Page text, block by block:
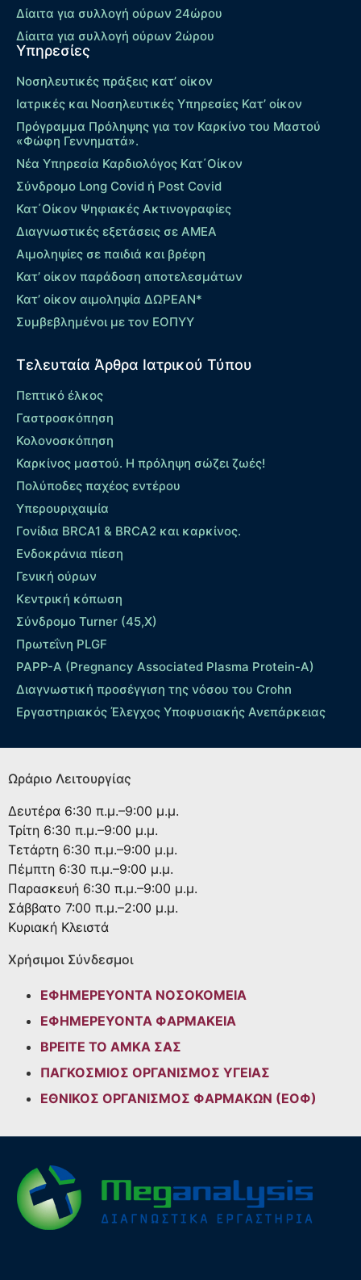
Δίαιτα για συλλογή ούρων 24ώρου
Δίαιτα για συλλογή ούρων 2ώρου
Υπηρεσίες
Νοσηλευτικές πράξεις κατ’ οίκον
Ιατρικές και Νοσηλευτικές Υπηρεσίες Κατ’ οίκον
Πρόγραμμα Πρόληψης για τον Καρκίνο του Μαστού
«Φώφη Γεννηματά».
Νέα Υπηρεσία Καρδιολόγος Kατ΄Οίκον
Σύνδρομο Long Covid ή Post Covid
Κατ΄Οίκον Ψηφιακές Ακτινογραφίες
Διαγνωστικές εξετάσεις σε ΑΜΕΑ
Αιμοληψίες σε παιδιά και βρέφη
Κατ’ οίκον παράδοση αποτελεσμάτων
Κατ’ οίκον αιμοληψία ΔΩΡΕΑΝ*
Συμβεβλημένοι με τον ΕΟΠΥΥ
Τελευταία Άρθρα Ιατρικού Τύπου
Πεπτικό έλκος
Γαστροσκόπηση
Κολονοσκόπηση
Καρκίνος μαστού. Η πρόληψη σώζει ζωές!
Πολύποδες παχέος εντέρου
Yπερουριχαιμία
Γονίδια BRCA1 & BRCA2 και καρκίνος.
Ενδοκράνια πίεση
Γενική ούρων
Κεντρική κόπωση
Σύνδρομο Turner (45,X)
Πρωτεΐνη PLGF
PAPP-A (Pregnancy Associated Plasma Protein-A)
Διαγνωστική προσέγγιση της νόσου του Crohn
Εργαστηριακός Έλεγχος Υποφυσιακής Ανεπάρκειας
Ωράριο Λειτουργίας
Δευτέρα 6:30 π.μ.–9:00 μ.μ.
Τρίτη 6:30 π.μ.–9:00 μ.μ.
Τετάρτη 6:30 π.μ.–9:00 μ.μ.
Πέμπτη 6:30 π.μ.–9:00 μ.μ.
Παρασκευή 6:30 π.μ.–9:00 μ.μ.
Σάββατο 7:00 π.μ.–2:00 μ.μ.
Κυριακή Κλειστά
Χρήσιμοι Σύνδεσμοι
ΕΦΗΜΕΡΕΥΟΝΤΑ ΝΟΣΟΚΟΜΕΙΑ
ΕΦΗΜΕΡΕΥΟΝΤΑ ΦΑΡΜΑΚΕΙΑ
ΒΡΕΙΤΕ ΤΟ ΑΜΚΑ ΣΑΣ
ΠΑΓΚΟΣΜΙΟΣ ΟΡΓΑΝΙΣΜΟΣ ΥΓΕΙΑΣ
ΕΘΝΙΚΟΣ ΟΡΓΑΝΙΣΜΟΣ ΦΑΡΜΑΚΩΝ (ΕΟΦ)